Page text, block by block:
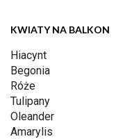
KWIATY NA BALKON
Hiacynt
Begonia
Róże
Tulipany
Oleander
Amarylis